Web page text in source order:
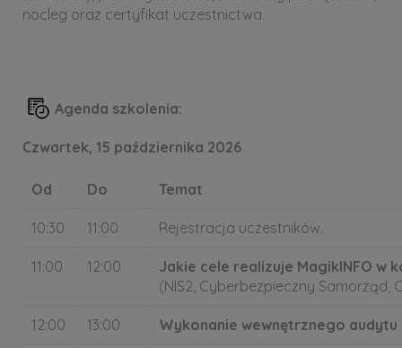
nocleg oraz certyfikat uczestnictwa.
Agenda szkolenia:
Czwartek, 15 października 2026
Od Do Temat
10:30 11:00 Rejestracja uczestników.
11:00 12:00
Jakie cele realizuje MagikINFO w
(NIS2, Cyberbezpieczny Samorząd,
12:00 13:00 Wykonanie wewnętrznego